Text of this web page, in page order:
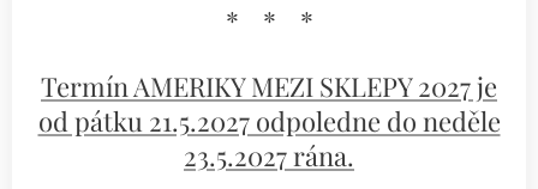
* * *
Termín AMERIKY MEZI SKLEPY 2027 je
od pátku 21.5.2027 odpoledne do neděle
23.5.2027 rána.